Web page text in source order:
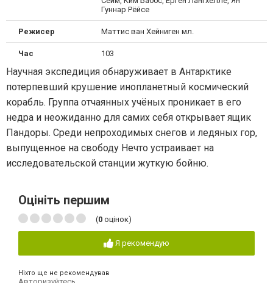
Гуннар Рёйсе
Режисер Маттис ван Хейниген мл.
Час 103
Научная экспедиция обнаруживает в Антарктике
потерпевший крушение инопланетный космический
корабль. Группа отчаянных учёных проникает в его
недра и неожиданно для самих себя открывает ящик
Пандоры. Среди непроходимых снегов и ледяных гор,
выпущенное на свободу Нечто устраивает на
исследовательской станции жуткую бойню.
Оцініть першим
(0 оцінок)
Я рекомендую
Ніхто ще не рекомендував